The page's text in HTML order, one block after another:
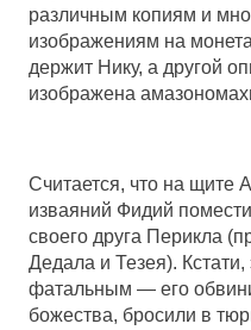
различным копиям и
изображениям на
держит Нику, а другой
изображена
Считается, что на щите
изваяний Фидий
своего друга Перикла
Дедала и Тезея). Кстати,
фатальным — его
божества, бросили в